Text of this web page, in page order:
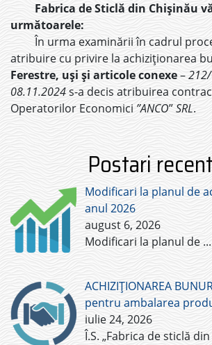
Fabrica de Sticlă din Chișinău
următoarele:
În urma examinării în cadrul
atribuire cu privire la achiziționarea
Ferestre, uși și articole conexe–
08.11.2024s-a decis atribuirea
Operatorilor Economici ”ANCO”SRL.
Postari
Modificari la planul de
anul 2026
august 6, 2026
Modificari la planul de ...
ACHIZIȚIONAREA
pentru ambalarea
iulie 24, 2026
Î.S. „Fabrica de sticlă din